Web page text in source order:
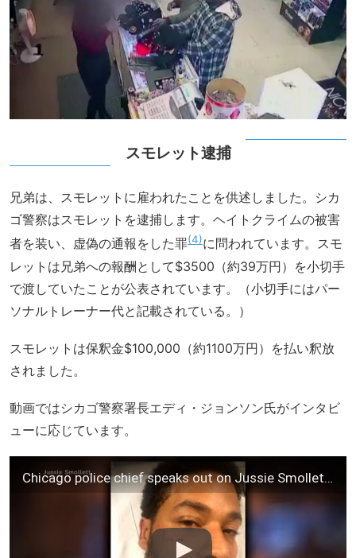
スモレット逮捕
兄弟は、スモレットに雇われたことを供述しました。シカ
ゴ警察はスモレットを逮捕します。ヘイトクライムの被害
者を装い、虚偽の通報をした罪 4 に問われています。スモ
レットは兄弟への報酬として$3500（約39万円）を小切手
で渡していたことが公表されています。（小切手にはパー
ソナルトレーナー代と記載されている。）
スモレットは保釈金$100,000（約1100万円）を払い釈放
されました。
動画ではシカゴ警察署長エディ・ジョンソン氏がインタビ
ューに応じています。
Chicago police chief speaks out on Jussie Smollett case